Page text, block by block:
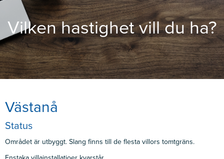
Vilken hastighet vill du ha?
Västanå
Status
Området är utbyggt. Slang finns till de flesta villors tomtgräns.